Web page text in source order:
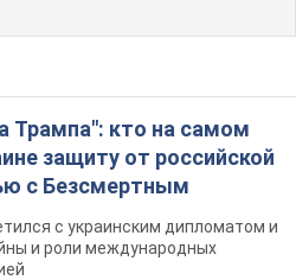
Трампа": кто на самом
защиту от российской
с Безсмертным
с украинским дипломатом и
и роли международных